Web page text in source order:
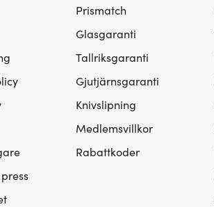
Prismatch
Glasgaranti
Tallriksgaranti
Gjutjärnsgaranti
Knivslipning
Medlemsvillkor
Rabattkoder